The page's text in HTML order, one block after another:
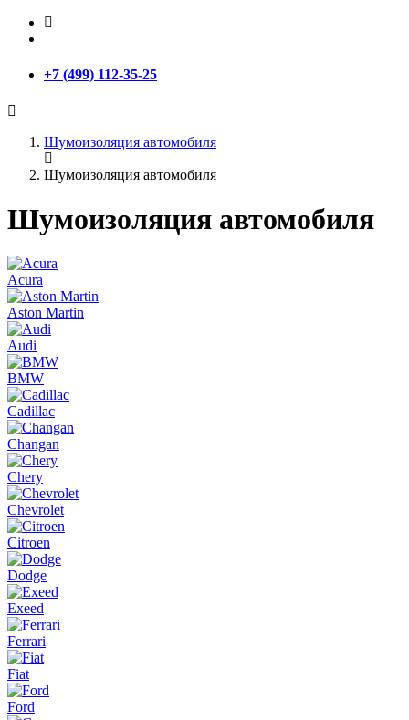
+7 (499) 112-35-25
Шумоизоляция автомобиля
Шумоизоляция автомобиля
Шумоизоляция автомобиля
Acura
Aston Martin
Audi
BMW
Cadillac
Changan
Chery
Chevrolet
Citroen
Dodge
Exeed
Ferrari
Fiat
Ford